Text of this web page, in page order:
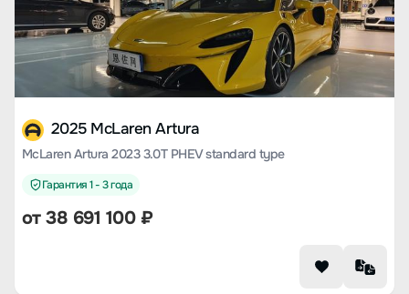
2025 McLaren Artura
McLaren Artura 2023 3.0T PHEV standard type
Гарантия 1 - 3 года
от38 691 100₽